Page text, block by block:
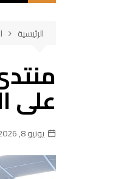
الرئيسية
على
يونيو 8, 2026